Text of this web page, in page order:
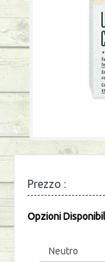
Prezzo :
Opzioni